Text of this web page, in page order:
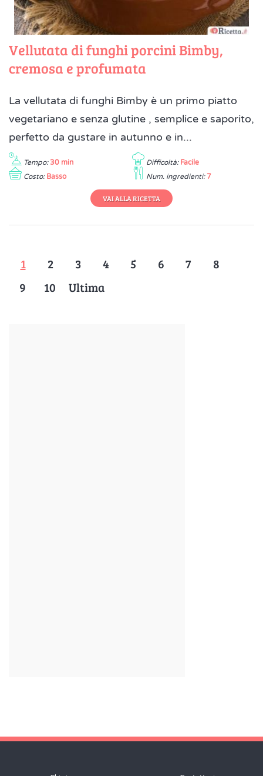
Vellutata di funghi porcini Bimby,
cremosa e profumata
La vellutata di funghi Bimby è un primo piatto
vegetariano e senza glutine , semplice e saporito,
perfetto da gustare in autunno e in...
Tempo: 30 min Difficoltà: Facile
Costo: Basso Num. ingredienti: 7
VAI ALLA RICETTA
1 2 3 4 5 6 7
8
9
10 Ultima